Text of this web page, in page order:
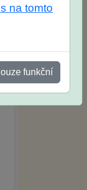
na tomto
funkční